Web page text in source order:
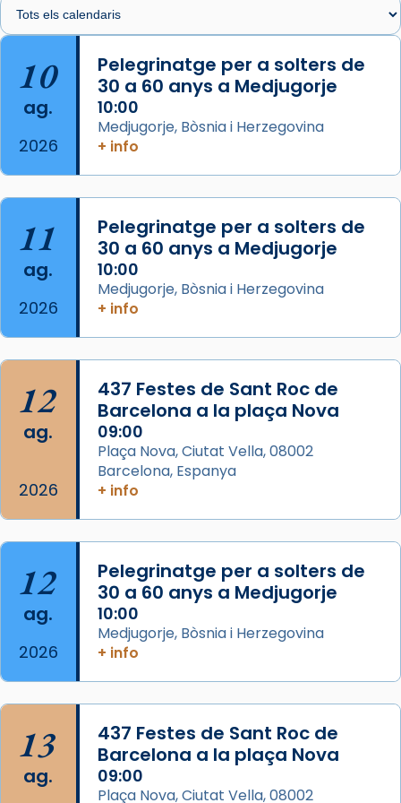
🔗
📸 J. Merino
Photo
View on Facebook ·
de Barcelona.
2 weeks ago
Aquest dilluns, 27 de juliol, ha tingut lloc la
missa d’acció de gràcies en agraïment al
comitè organitzador de la visita apostòlica
del Sant Pare Lleó XIV a Barcelona, i als
col·laboradors, a la Catedral de Barcelona.
concelebrat el bisbe auxiliar de Barcelona,
Mons. David Abadías.
📸 Dr. G. Simón
Photo
View on Facebook
2 weeks ago
Memòria de les santes Juliana i
Semproniana, verges i màrtirs.
Acompanyant la història de sant Cugat, a
partir de l’Edat Mitjana sorgeix la tradició
que les santes Juliana (“relatiu a Júlia”) i
Semproniana (“relatiu a Semprònia =
eterna”) són deixebles seves. I l’any 1667, el
frare Joan Gaspar Roig, afirma en una obra
que les santes són filles de l’antiga Iluro.
10
ag.
2026
Pelegrinatge per a solters de
30 a 60 anys a Medjugorje
10:00
Medjugorje, Bòsnia i Herzegovina
+ info
11
ag.
2026
Pelegrinatge per a solters de
30 a 60 anys a Medjugorje
10:00
Medjugorje, Bòsnia i Herzegovina
+ info
12
ag.
2026
437 Festes de Sant Roc de
Barcelona a la plaça Nova
09:00
Plaça Nova, Ciutat Vella, 08002
Barcelona, Espanya
+ info
12
ag.
2026
Pelegrinatge per a solters de
30 a 60 anys a Medjugorje
10:00
Medjugorje, Bòsnia i Herzegovina
+ info
13
ag.
437 Festes de Sant Roc de
Barcelona a la plaça Nova
09:00
Plaça Nova, Ciutat Vella, 08002